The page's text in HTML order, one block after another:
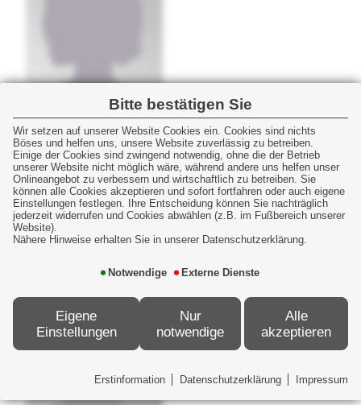
Bitte bestätigen Sie
Wir setzen auf unserer Website Cookies ein. Cookies sind nichts
Böses und helfen uns, unsere Website zuverlässig zu betreiben.
Einige der Cookies sind zwingend notwendig, ohne die der Betrieb
unserer Website nicht möglich wäre, während andere uns helfen unser
Onlineangebot zu verbessern und wirtschaftlich zu betreiben. Sie
können alle Cookies akzeptieren und sofort fortfahren oder auch eigene
Einstellungen festlegen. Ihre Entscheidung können Sie nachträglich
jederzeit widerrufen und Cookies abwählen (z.B. im Fußbereich unserer
Website).
Nähere Hinweise erhalten Sie in unserer Datenschutzerklärung.
Notwendige Externe Dienste
Eigene
Einstellungen
Nur
notwendige
Alle
akzeptieren
Erstinformation Datenschutzerklärung Impressum
Heike Hitzelberger
Groß- und Außenhandelskauffrau
(IHK)
08243/1348
fuchstalerversicherungsmakler[at]t-
online.de